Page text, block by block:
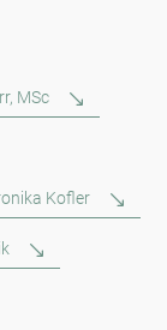
MSc
Kofler